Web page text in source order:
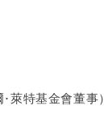
萊特基金會董事）